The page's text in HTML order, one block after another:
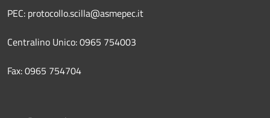
PEC: protocollo.scilla@asmepec.it
Centralino Unico: 0965 754003
Fax: 0965 754704